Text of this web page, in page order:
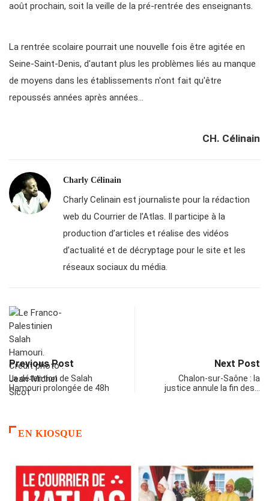
août prochain, soit la veille de la pré-rentrée des enseignants.
La rentrée scolaire pourrait une nouvelle fois être agitée en
Seine-Saint-Denis, d'autant plus les problèmes liés au manque
de moyens dans les établissements n'ont fait qu'être
repoussés années après années…
CH. Célinain
Charly Célinain
Charly Celinain est journaliste pour la rédaction
web du Courrier de l’Atlas. Il participe à la
production d’articles et réalise des vidéos
d’actualité et de décryptage pour le site et les
réseaux sociaux du média.
Previous Post
La détention de Salah
Hamouri prolongée de 48h
Next Post
Chalon-sur-Saône : la
justice annule la fin des…
EN KIOSQUE